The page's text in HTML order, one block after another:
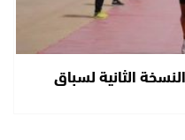
الثانية لسباق